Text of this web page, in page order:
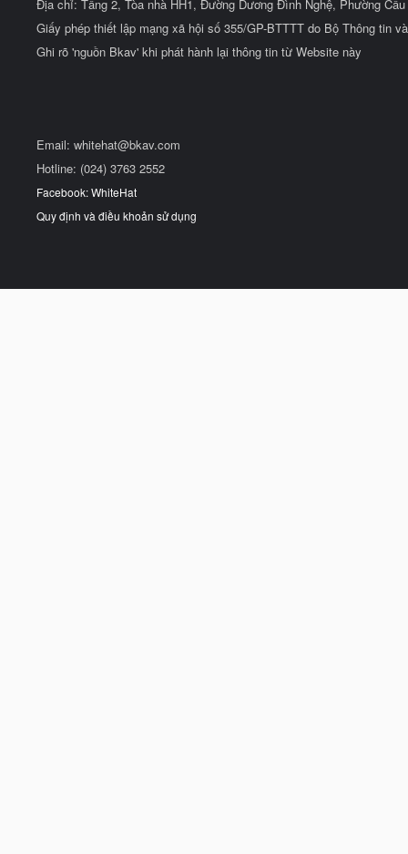
Địa chỉ: Tầng 2, Tòa nhà HH1, Đường Dương Đình Nghệ, Phường
Giấy phép thiết lập mạng xã hội số 355/GP-BTTTT do Bộ Thông tin
Ghi rõ 'nguồn Bkav' khi phát hành lại thông tin từ Website này
Email: whitehat@bkav.com
Hotline: (024) 3763 2552
Facebook: WhiteHat
Quy định và điều khoản sử dụng